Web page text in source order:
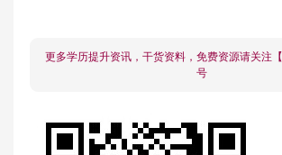
更多学历提升资讯，干货资料，免费资源请关注【
号